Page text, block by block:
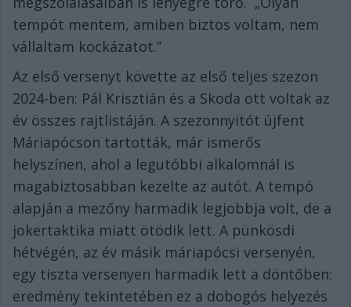
tempót mentem, amiben biztos voltam, nem
vállaltam kockázatot.”
Az első versenyt követte az első teljes szezon
2024-ben: Pál Krisztián és a Skoda ott voltak az
év összes rajtlistáján. A szezonnyitót újfent
Máriapócson tartották, már ismerős
helyszínen, ahol a legutóbbi alkalomnál is
magabiztosabban kezelte az autót. A tempó
alapján a mezőny harmadik legjobbja volt, de a
jokertaktika miatt ötödik lett. A pünkösdi
hétvégén, az év másik máriapócsi versenyén,
egy tiszta versenyen harmadik lett a döntőben:
eredmény tekintetében ez a dobogós helyezés